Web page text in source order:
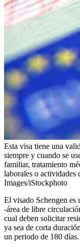
Esta visa tiene una
siempre y cuando se
familiar, tratamiento
laborales o actividades
Images/iStockphoto
El visado Schengen es
-área de libre
cual deben solicitar
ya sea de corta
un periodo de 180 días.